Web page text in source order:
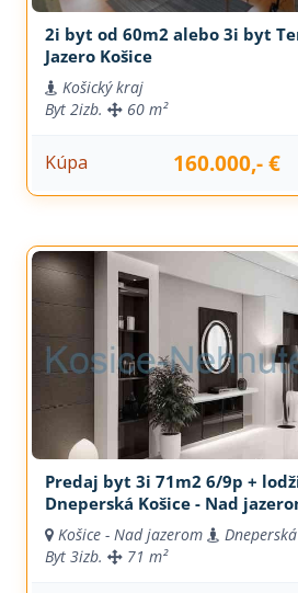
2i byt od 60m2 alebo 3i byt
Jazero Košice
Košický kraj
Byt 2izb. 60 m²
Kúpa 160.000,- €
Predaj byt 3i 71m2 6/9p +
Dneperská Košice - Nad
Košice - Nad jazerom
Dneperská
Byt 3izb. 71 m²